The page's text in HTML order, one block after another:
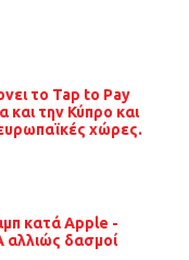
το Tap to Pay
και την Κύπρο και
χώρες.
κατά Apple -
αλλιώς δασμοί